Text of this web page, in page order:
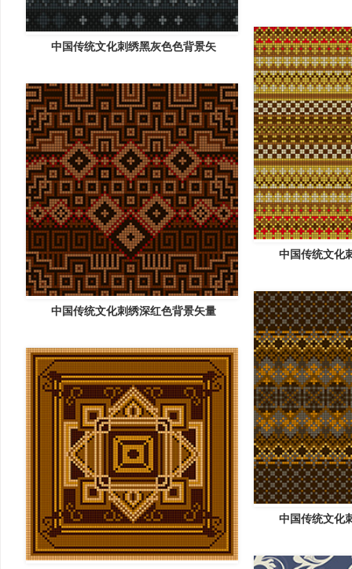
中国传统文化刺绣黑灰色色背景矢
中国传统文化
中国传统文化刺绣深红色背景矢量
中国传统文化